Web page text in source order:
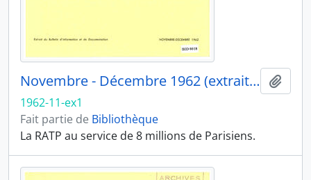
Novembre - Décembre 1962 (extrait 1)
1962-11-ex1
Fait partie de Bibliothèque
La RATP au service de 8 millions de Parisiens.